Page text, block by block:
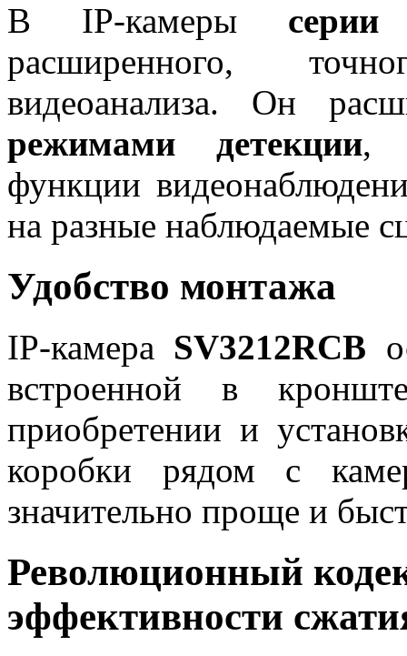
В IP-камеры
расширенного,
видеоанализа. Он
режимами детекции,
функции
на разные наблюдаемые
Удобство монтажа
IP-камера SV3212RCB
встроенной в
приобретении и
коробки рядом с
значительно проще и
Революционный
эффективности